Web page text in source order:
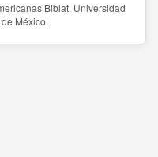
Biblat. Universidad
México.